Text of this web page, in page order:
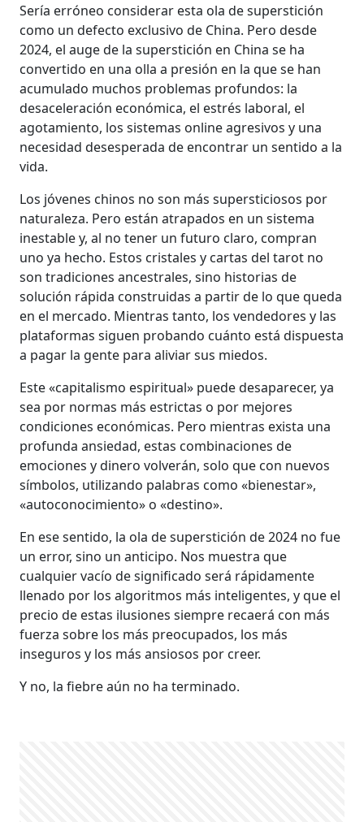
Sería erróneo considerar esta ola de superstición
como un defecto exclusivo de China. Pero desde
2024, el auge de la superstición en China se ha
convertido en una olla a presión en la que se han
acumulado muchos problemas profundos: la
desaceleración económica, el estrés laboral, el
agotamiento, los sistemas online agresivos y una
necesidad desesperada de encontrar un sentido a la
vida.
Los jóvenes chinos no son más supersticiosos por
naturaleza. Pero están atrapados en un sistema
inestable y, al no tener un futuro claro, compran
uno ya hecho. Estos cristales y cartas del tarot no
son tradiciones ancestrales, sino historias de
solución rápida construidas a partir de lo que queda
en el mercado. Mientras tanto, los vendedores y las
plataformas siguen probando cuánto está dispuesta
a pagar la gente para aliviar sus miedos.
Este «capitalismo espiritual» puede desaparecer, ya
sea por normas más estrictas o por mejores
condiciones económicas. Pero mientras exista una
profunda ansiedad, estas combinaciones de
emociones y dinero volverán, solo que con nuevos
símbolos, utilizando palabras como «bienestar»,
«autoconocimiento» o «destino».
En ese sentido, la ola de superstición de 2024 no fue
un error, sino un anticipo. Nos muestra que
cualquier vacío de significado será rápidamente
llenado por los algoritmos más inteligentes, y que el
precio de estas ilusiones siempre recaerá con más
fuerza sobre los más preocupados, los más
inseguros y los más ansiosos por creer.
Y no, la fiebre aún no ha terminado.